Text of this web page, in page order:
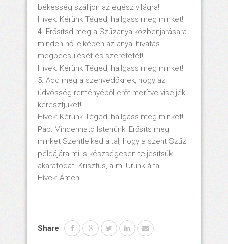
békesség szálljon az egész világra!
Hívek: Kérünk Téged, hallgass meg minket!
4. Erősítsd meg a Szűzanya közbenjárására
minden nő lelkében az anyai hivatás
megbecsülését és szeretetét!
Hívek: Kérünk Téged, hallgass meg minket!
5. Add meg a szenvedőknek, hogy az
üdvösség reményéből erőt merítve viseljék
keresztjüket!
Hívek: Kérünk Téged, hallgass meg minket!
Pap: Mindenható Istenünk! Erősíts meg
minket Szentlelked által, hogy a szent Szűz
példájára mi is készségesen teljesítsük
akaratodat. Krisztus, a mi Urunk által.
Hívek: Ámen.
Share